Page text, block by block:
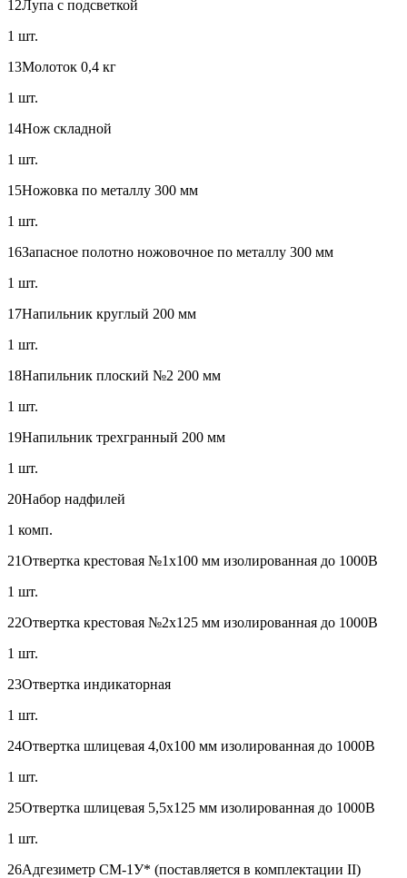
12Лупа с подсветкой
1 шт.
13Молоток 0,4 кг
1 шт.
14Нож складной
1 шт.
15Ножовка по металлу 300 мм
1 шт.
16Запасное полотно ножовочное по металлу 300 мм
1 шт.
17Напильник круглый 200 мм
1 шт.
18Напильник плоский №2 200 мм
1 шт.
19Напильник трехгранный 200 мм
1 шт.
20Набор надфилей
1 комп.
21Отвертка крестовая №1х100 мм изолированная до 1000В
1 шт.
22Отвертка крестовая №2х125 мм изолированная до 1000В
1 шт.
23Отвертка индикаторная
1 шт.
24Отвертка шлицевая 4,0х100 мм изолированная до 1000В
1 шт.
25Отвертка шлицевая 5,5х125 мм изолированная до 1000В
1 шт.
26Адгезиметр СМ-1У* (поставляется в комплектации II)